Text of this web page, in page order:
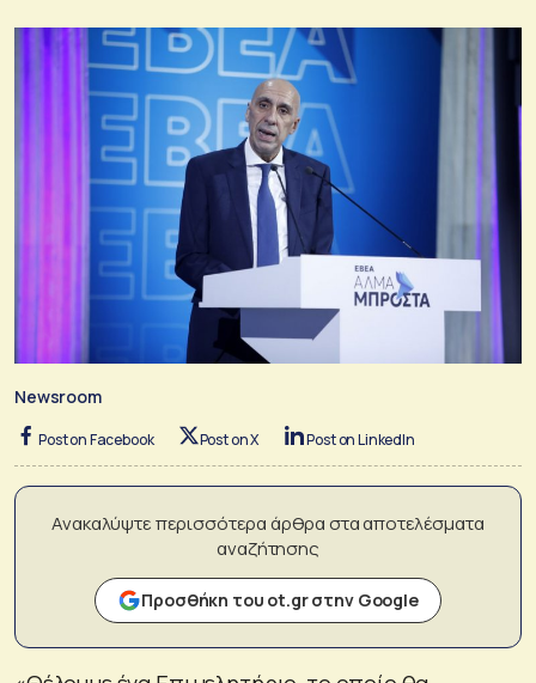
Newsroom
Post on Facebook Post on X Post on LinkedIn
Ανακαλύψτε περισσότερα άρθρα στα αποτελέσματα
αναζήτησης
Προσθήκη του ot.gr στην Google